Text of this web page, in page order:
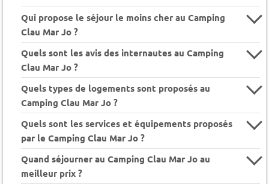
Qui propose le séjour le moins cher au Camping
Clau Mar Jo ?
Quels sont les avis des internautes au Camping
Clau Mar Jo ?
Quels types de logements sont proposés au
Camping Clau Mar Jo ?
Quels sont les services et équipements proposés
par le Camping Clau Mar Jo ?
Quand séjourner au Camping Clau Mar Jo au
meilleur prix ?